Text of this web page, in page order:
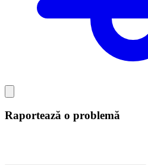
Raportează o problemă